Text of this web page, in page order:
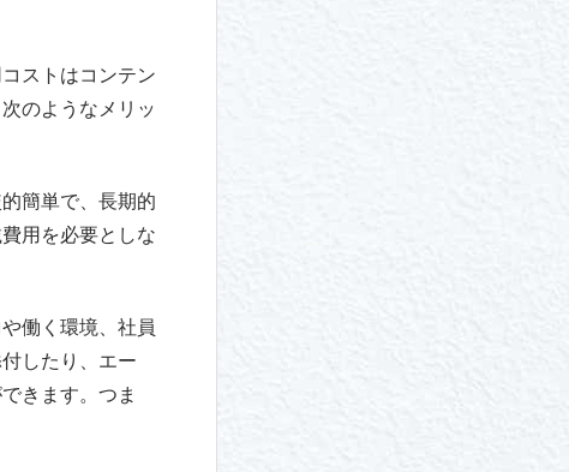
ストはコンテン
のようなメリッ
簡単で、長期的
用を必要としな
働く環境、社員
したり、エー
きます。つま